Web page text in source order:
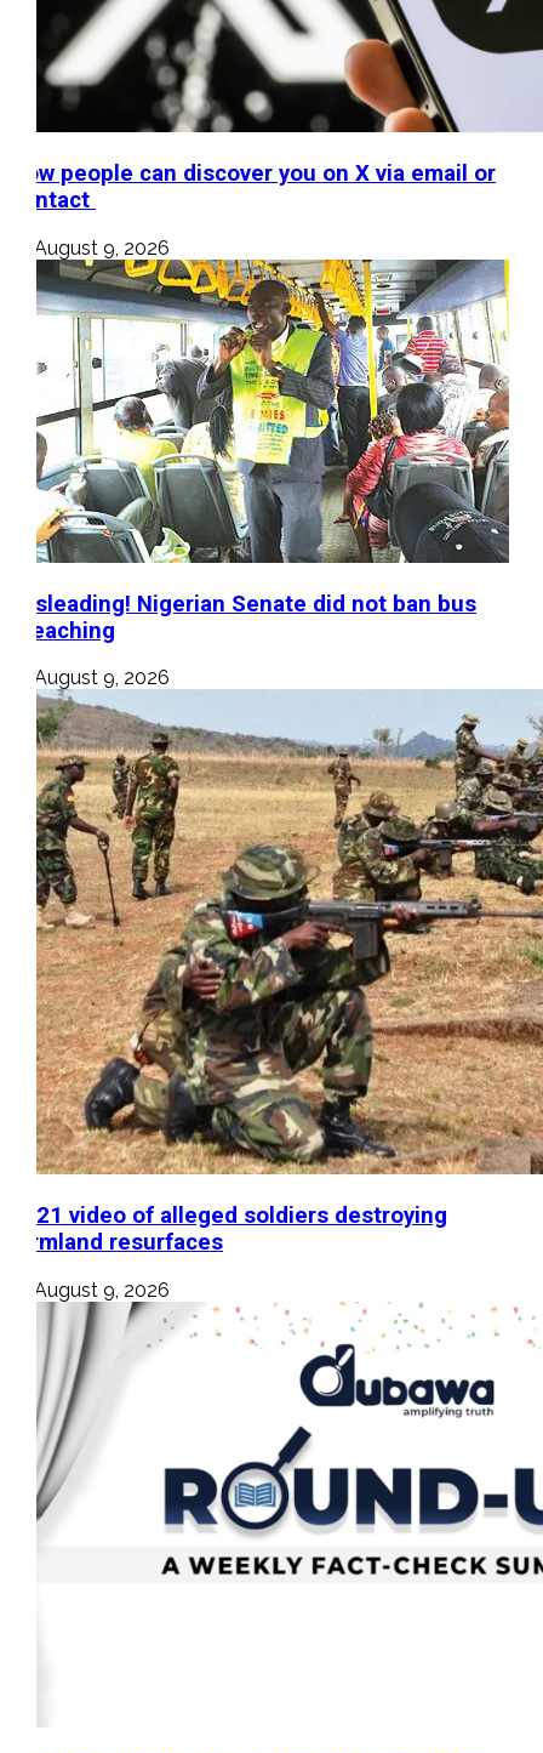
How people can discover you on X via email or
contact
August 9, 2026
Misleading! Nigerian Senate did not ban bus
preaching
August 9, 2026
2021 video of alleged soldiers destroying
farmland resurfaces
August 9, 2026